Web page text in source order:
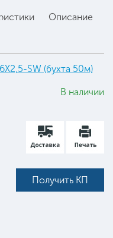
Описание
В наличии
Получить КП